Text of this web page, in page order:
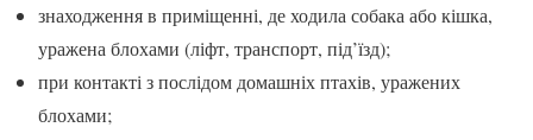
знаходження в приміщенні, де ходила собака або кішка,
уражена блохами (ліфт, транспорт, під’їзд);
при контакті з послідом домашніх птахів, уражених
блохами;